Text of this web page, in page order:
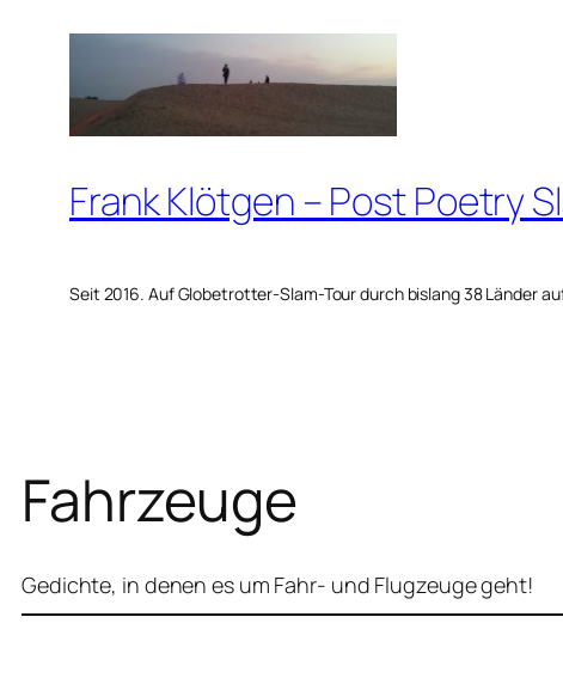
springen
Frank Klötgen – Post Poetry
Seit 2016. Auf Globetrotter-Slam-Tour durch bislang 38 Länder
Fahrzeuge
Gedichte, in denen es um Fahr- und Flugzeuge geht!